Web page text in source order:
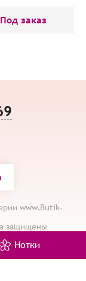
Под заказ
www.Butik-
защищены
Нотки